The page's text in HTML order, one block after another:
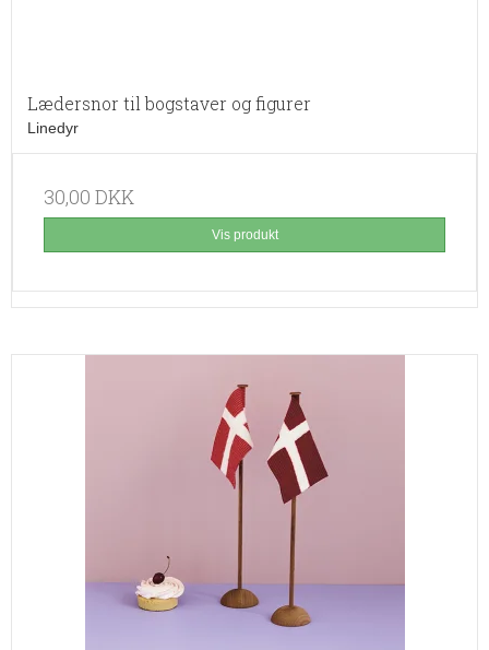
Lædersnor til bogstaver og figurer
Linedyr
30,00 DKK
Vis produkt